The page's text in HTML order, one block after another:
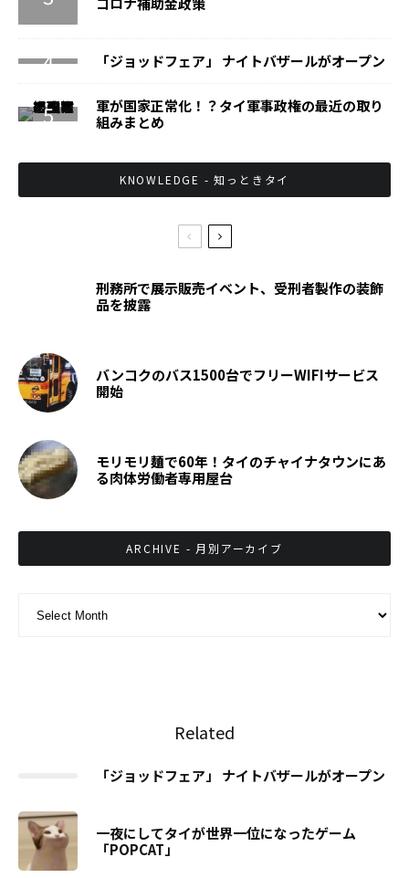
「ジョッドフェア」 ナイトバザールがオープン
軍が国家正常化！？タイ軍事政権の最近の取り
組みまとめ
KNOWLEDGE - 知っときタイ
刑務所で展示販売イベント、受刑者製作の装飾
品を披露
バンコクのバス1500台でフリーWIFIサービス
開始
モリモリ麺で60年！タイのチャイナタウンにあ
る肉体労働者専用屋台
ARCHIVE - 月別アーカイブ
Related
「ジョッドフェア」 ナイトバザールがオープン
一夜にしてタイが世界一位になったゲーム
「POPCAT」